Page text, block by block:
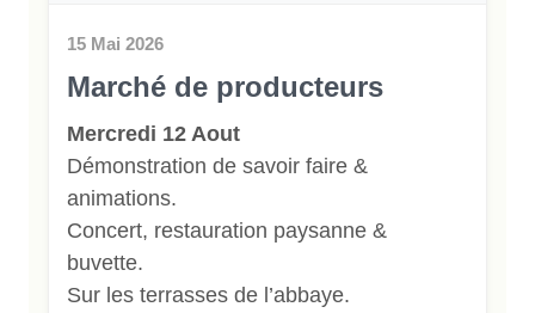
15 Mai 2026
Marché de producteurs
Mercredi 12 Aout
Démonstration de savoir faire &
animations.
Concert, restauration paysanne &
buvette.
Sur les terrasses de l’abbaye.